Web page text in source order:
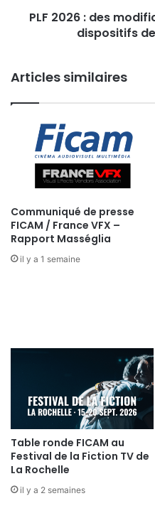
créditPLF 2026 : des
dispositifs
Articles similaires
Communiqué de presse
FICAM / France VFX –
Rapport Masséglia
il y a 1 semaine
Table ronde FICAM au
Festival de la Fiction TV de
La Rochelle
il y a 2 semaines